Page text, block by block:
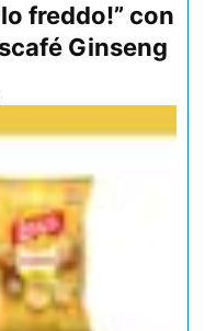
freddo!” con
Ginseng